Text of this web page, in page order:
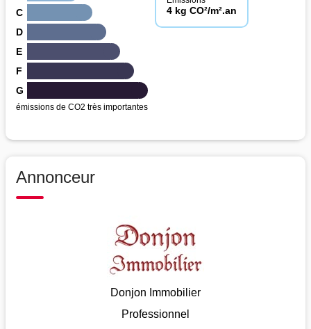
4 kg CO²/m².an
C
D
E
F
G
émissions de CO2 très importantes
Annonceur
Donjon Immobilier
Professionnel